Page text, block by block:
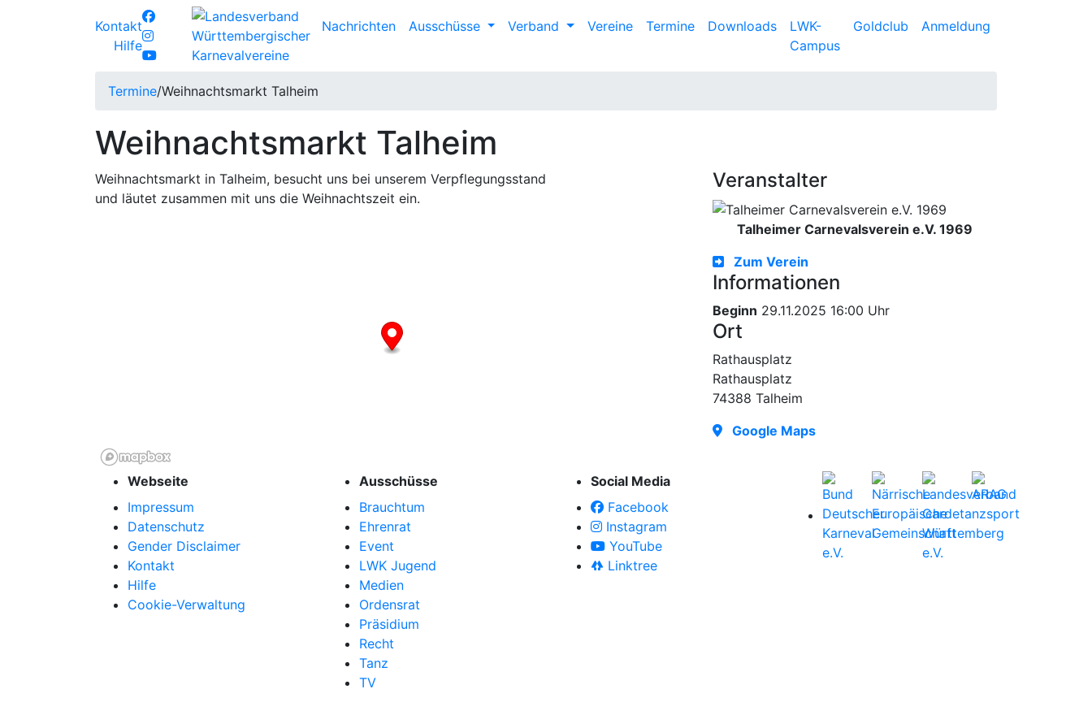
Kontakt
Hilfe
Nachrichten Ausschüsse Verband Vereine Termine Downloads
LWK-
Campus
Goldclub Anmeldung
Termine/Weihnachtsmarkt Talheim
Weihnachtsmarkt Talheim
Weihnachtsmarkt in Talheim, besucht uns bei unserem Verpflegungsstand
und läutet zusammen mit uns die Weihnachtszeit ein.
Veranstalter
Talheimer Carnevalsverein e.V. 1969
Zum Verein
Informationen
Beginn 29.11.2025 16:00 Uhr
Ort
Rathausplatz
Rathausplatz
74388 Talheim
Google Maps
Webseite
Impressum
Datenschutz
Gender Disclaimer
Kontakt
Hilfe
Cookie-Verwaltung
Ausschüsse
Brauchtum
Ehrenrat
Event
LWK Jugend
Medien
Ordensrat
Präsidium
Recht
Tanz
TV
Social Media
Facebook
Instagram
YouTube
Linktree